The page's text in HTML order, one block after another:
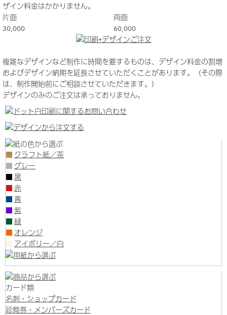
ザイン料金はかかりません。
片面
両面
30,000
60,000
複雑なデザインなど制作に時間を要するものは、デザイン料金の割増
およびデザイン納期を延長させていただくことがあります。（その際
は、制作開始前にご相談させていただきます。）
デザインのみのご注文は承っておりません。
■ クラフト紙／茶
■ グレー
■ 黒
■ 赤
■ 青
■ 紫
■ 緑
■ オレンジ
■ アイボリー／白
カード類
名刺・ショップカード
診察券・メンバーズカード